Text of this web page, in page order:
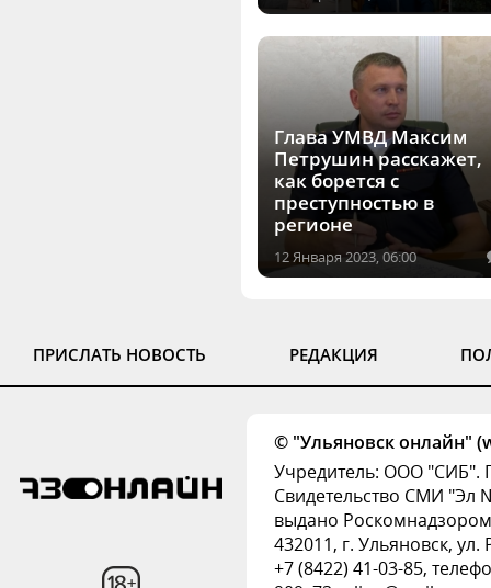
Глава УМВД Максим
Петрушин расскажет,
как борется с
преступностью в
регионе
12 Января 2023, 06:00
ПРИСЛАТЬ НОВОСТЬ РЕДАКЦИЯ
© "Ульяновск онлайн"
Учредитель: ООО "СИБ".
Свидетельство СМИ "Эл
выдано
432011, г. Ульяновск,
+7 (8422) 41-03-85,